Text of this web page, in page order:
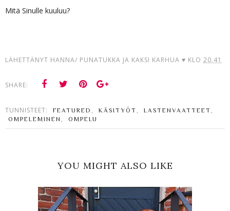
Mitä Sinulle kuuluu?
LÄHETTÄNYT HANNA/ PUNATUKKA JA KAKSI KARHUA ♥ KLO 20.41
SHARE:
TUNNISTEET: FEATURED , KÄSITYÖT , LASTENVAATTEET ,
OMPELEMINEN , OMPELU
YOU MIGHT ALSO LIKE